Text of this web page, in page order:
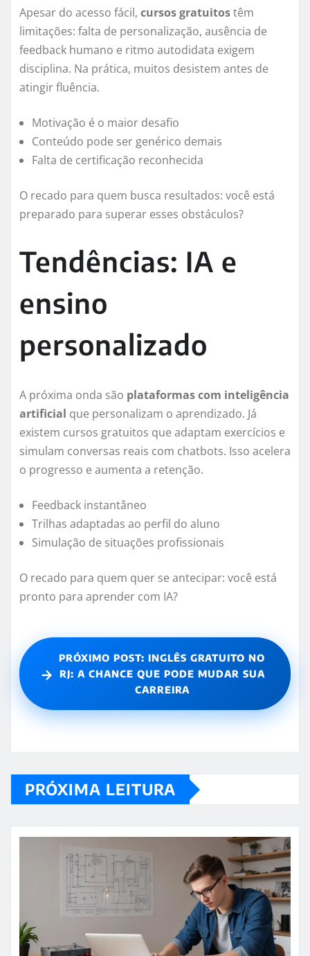
Apesar do acesso fácil, cursos gratuitostêm
limitações: falta de personalização, ausência de
feedback humano e ritmo autodidata exigem
disciplina. Na prática, muitos desistem antes de
atingir fluência.
Motivação é o maior desafio
Conteúdo pode ser genérico demais
Falta de certificação reconhecida
O recado para quem busca resultados: você está
preparado para superar esses obstáculos?
Tendências: IA e
ensino
personalizado
A próxima onda são plataformas com inteligência
artificial que personalizam o aprendizado. Já
existem cursos gratuitos que adaptam exercícios e
simulam conversas reais com chatbots. Isso acelera
o progresso e aumenta a retenção.
Feedback instantâneo
Trilhas adaptadas ao perfil do aluno
Simulação de situações profissionais
O recado para quem quer se antecipar: você está
pronto para aprender com IA?
→
PRÓXIMO POST: INGLÊS GRATUITO NO
RJ: A CHANCE QUE PODE MUDAR SUA
CARREIRA
PRÓXIMA LEITURA